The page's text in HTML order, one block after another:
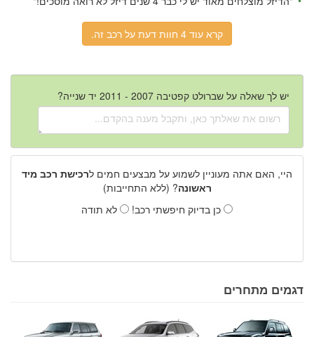
קרא עוד 4 חוות דעת על רכב זה.
יש לך שאלה על שברולט קפטיבה 2007 - 2011 יד שנייה?
היי, האם אתה מעוניין לשמוע על מבצעים חמים לרכישת רכב מיד
ראשונה? (ללא התחייבות)
כן בדיוק חיפשתי רכב!
לא תודה
דגמים מתחרים